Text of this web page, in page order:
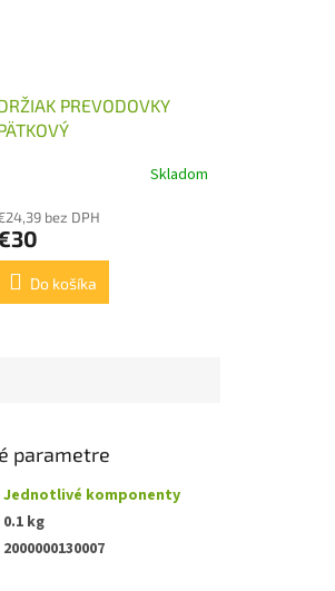
PREVODOVKY
Skladom
bez DPH
Do košíka
parametre
Jednotlivé komponenty
0.1 kg
2000000130007